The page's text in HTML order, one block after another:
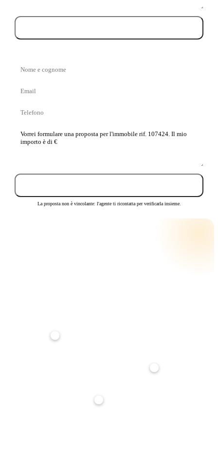
Nome
cognome
Email
Telefono
La
tua
La proposta non è vincolante: l'agente ti ricontatta per verificarla insieme.